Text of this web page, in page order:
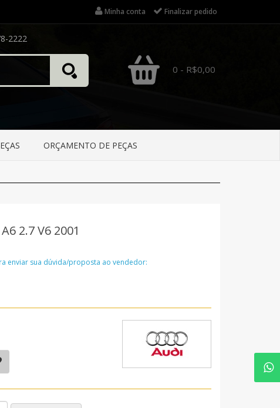
Minha conta Finalizar pedido
2222
0 - R$0,00
ORÇAMENTO DE PEÇAS
2.7 V6 2001
enviar sua dúvida/proposta ao vendedor: